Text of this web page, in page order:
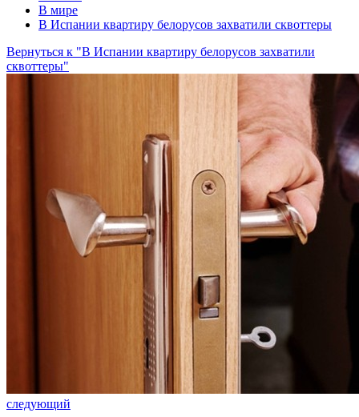
В мире
В Испании квартиру белорусов захватили сквоттеры
Вернуться к "В Испании квартиру белорусов захватили
сквоттеры"
следующий